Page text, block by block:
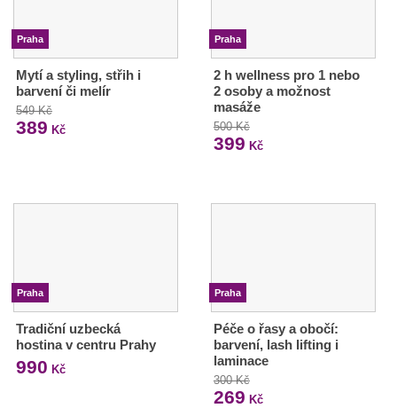
Praha
Mytí a styling, střih i
barvení či melír
549 Kč
389 Kč
Praha
2 h wellness pro 1 nebo
2 osoby a možnost
masáže
500 Kč
399 Kč
Praha
Tradiční uzbecká
hostina v centru Prahy
990 Kč
Praha
Péče o řasy a obočí:
barvení, lash lifting i
laminace
300 Kč
269 Kč